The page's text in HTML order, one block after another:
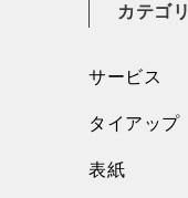
カテゴリ
サービス
タイアップ
表紙